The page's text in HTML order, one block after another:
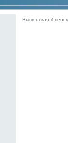
Вышенская